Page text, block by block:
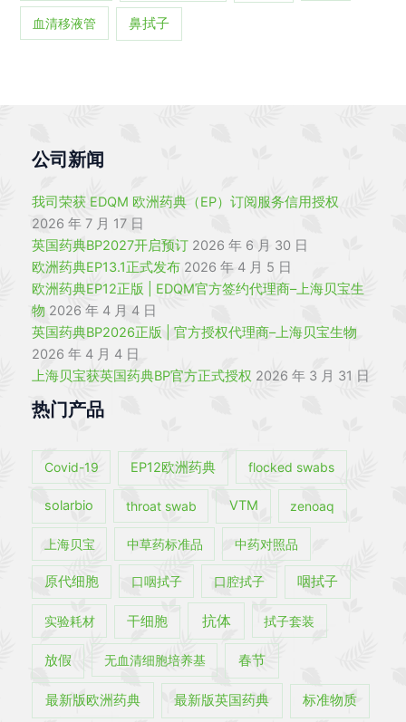
血清移液管 鼻拭子
公司新闻
我司荣获 EDQM 欧洲药典（EP）订阅服务信用授权
2026 年 7 月 17 日
英国药典BP2027开启预订 2026 年 6 月 30 日
欧洲药典EP13.1正式发布 2026 年 4 月 5 日
欧洲药典EP12正版 | EDQM官方签约代理商–上海贝宝生
物 2026 年 4 月 4 日
英国药典BP2026正版 | 官方授权代理商–上海贝宝生物
2026 年 4 月 4 日
上海贝宝获英国药典BP官方正式授权 2026 年 3 月 31 日
热门产品
Covid-19 EP12欧洲药典 flocked swabs
solarbio throat swab VTM zenoaq
上海贝宝 中草药标准品 中药对照品
原代细胞 口咽拭子 口腔拭子 咽拭子
实验耗材 干细胞 抗体 拭子套装
放假 无血清细胞培养基 春节
最新版欧洲药典 最新版英国药典 标准物质